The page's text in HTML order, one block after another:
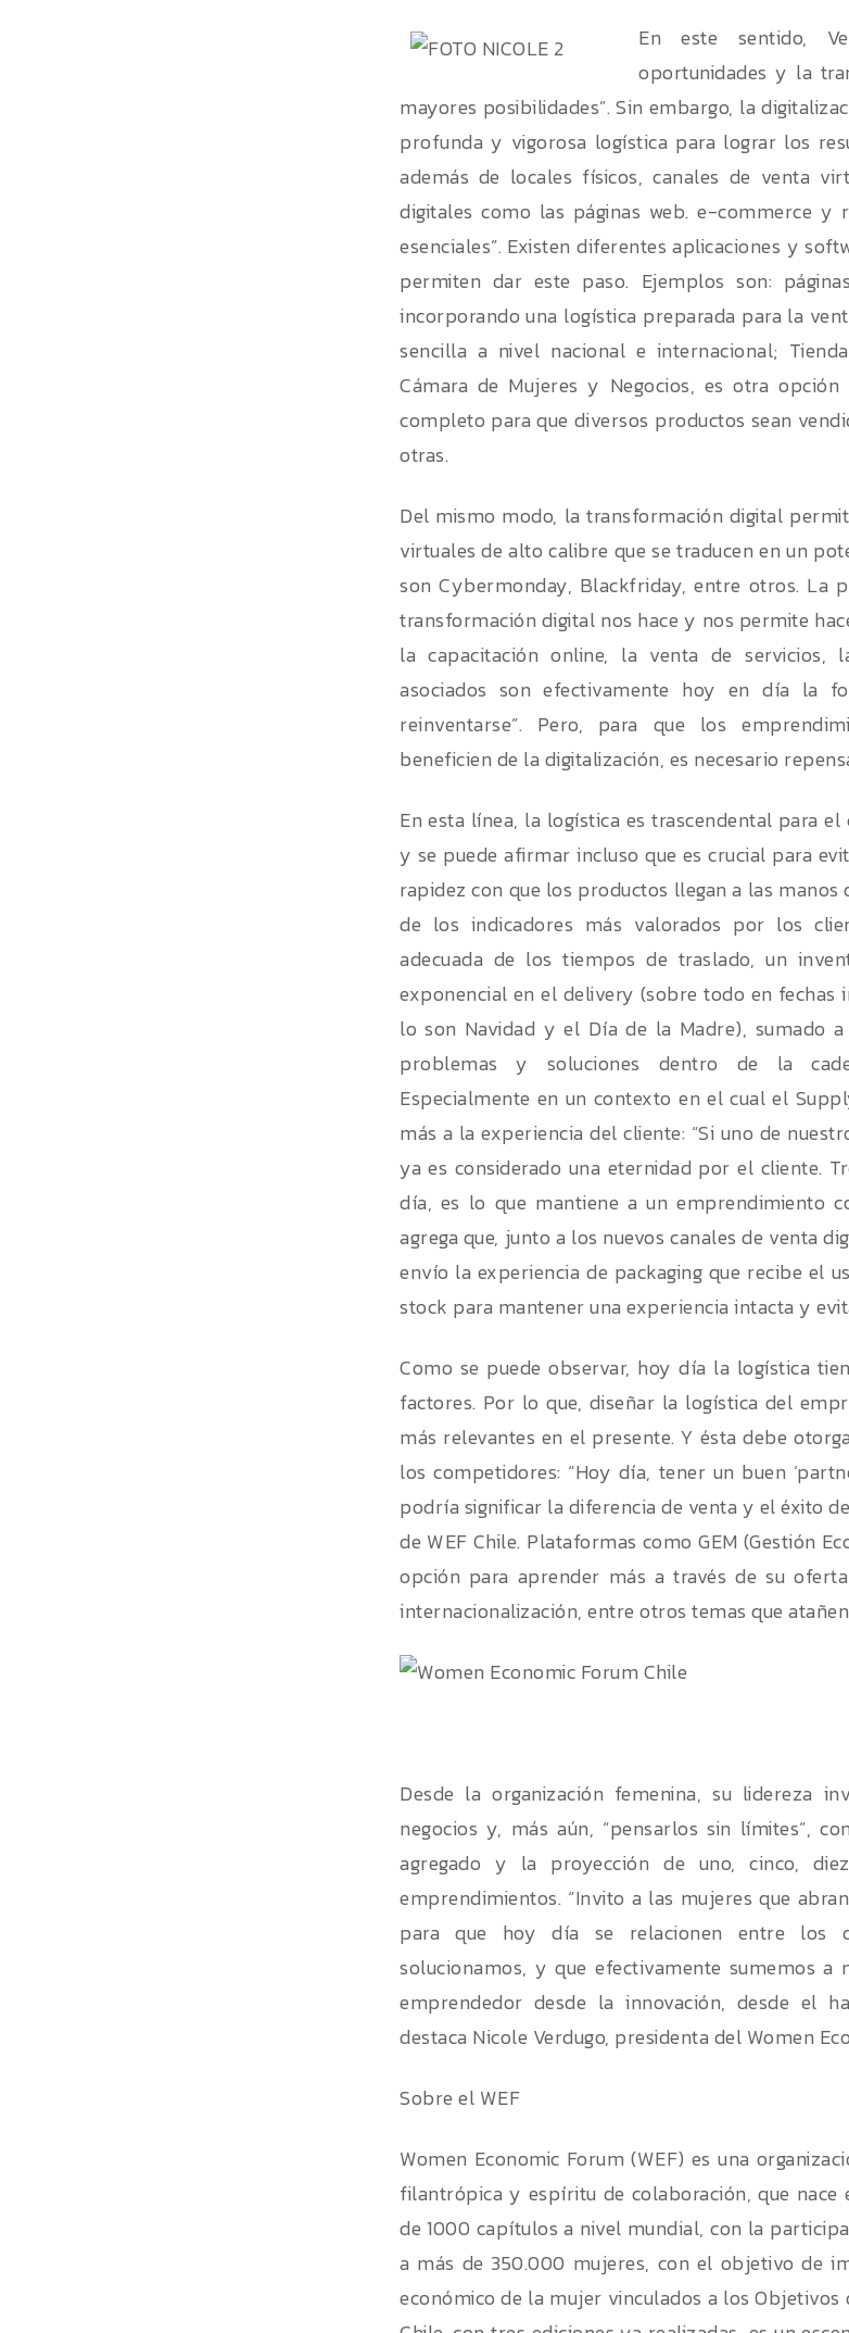
En este sentido,
oportunidades y la
mayores posibilidades”. Sin embargo, la
profunda y vigorosa logística para lograr los
además de locales físicos, canales de venta
digitales como las páginas web. e-commerce y
esenciales”. Existen diferentes aplicaciones y
permiten dar este paso. Ejemplos son:
incorporando una logística preparada para la
sencilla a nivel nacional e internacional;
Cámara de Mujeres y Negocios, es otra
completo para que diversos productos sean
otras.
Del mismo modo, la transformación digital
virtuales de alto calibre que se traducen en un
son Cybermonday, Blackfriday, entre otros. La
transformación digital nos hace y nos permite
la capacitación online, la venta de servicios,
asociados son efectivamente hoy en día la
reinventarse”. Pero, para que los
beneficien de la digitalización, es necesario
En esta línea, la logística es trascendental para
y se puede afirmar incluso que es crucial para
rapidez con que los productos llegan a las
de los indicadores más valorados por los
adecuada de los tiempos de traslado, un
exponencial en el delivery (sobre todo en
lo son Navidad y el Día de la Madre), sumado
problemas y soluciones dentro de la
Especialmente en un contexto en el cual el
más a la experiencia del cliente: “Si uno de
ya es considerado una eternidad por el cliente.
día, es lo que mantiene a un emprendimiento
agrega que, junto a los nuevos canales de venta
envío la experiencia de packaging que recibe el
stock para mantener una experiencia intacta y
Como se puede observar, hoy día la logística
factores. Por lo que, diseñar la logística del
más relevantes en el presente. Y ésta debe
los competidores: “Hoy día, tener un buen
podría significar la diferencia de venta y el éxito
de WEF Chile. Plataformas como GEM (Gestión
opción para aprender más a través de su
internacionalización, entre otros temas que
Desde la organización femenina, su lidereza
negocios y, más aún, “pensarlos sin límites”,
agregado y la proyección de uno, cinco,
emprendimientos. “Invito a las mujeres que
para que hoy día se relacionen entre los
solucionamos, y que efectivamente sumemos
emprendedor desde la innovación, desde el
destaca Nicole Verdugo, presidenta del Women
Sobre el WEF
Women Economic Forum (WEF) es una
filantrópica y espíritu de colaboración, que nace
de 1000 capítulos a nivel mundial, con la
a más de 350.000 mujeres, con el objetivo de
económico de la mujer vinculados a los Objetivos